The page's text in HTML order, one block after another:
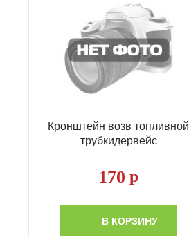
Кронштейн возв топливной
трубкидервейс
170 р
В КОРЗИНУ